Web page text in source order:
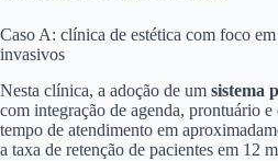
Caso A: clínica de estética com foco
invasivos
Nesta clínica, a adoção de um sistema
com integração de agenda, prontuário
tempo de atendimento em
a taxa de retenção de pacientes em 12